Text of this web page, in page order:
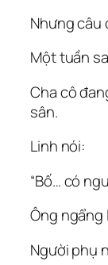
Nhưng câu
Một tuần
Cha cô
sân.
Linh nói:
“Bố… có
Ông ngẩng
Người phụ